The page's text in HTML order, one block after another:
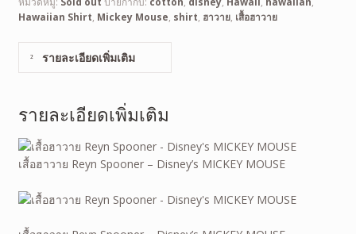
Hawaiian Shirt, Mickey Mouse, shirt, ฮาวาย, เสื้อฮาวาย
รายละเอียดเพิ่มเติม
รายละเอียดเพิ่มเติม
เสื้อฮาวาย Reyn Spooner – Disney’s MICKEY MOUSE